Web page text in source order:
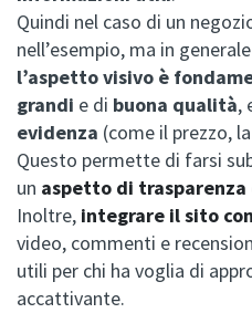
Quindi nel caso di un
nell’esempio, ma in generale
l’aspetto visivo è
grandi e di buona qualità,
evidenza (come il prezzo,
Questo permette di farsi
un aspetto di
Inoltre, integrare il sito
video, commenti e
utili per chi ha voglia di
accattivante.